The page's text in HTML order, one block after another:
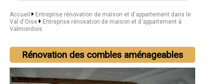
Accueil
Entreprise rénovation de maison et d'appartement dans le
Val d'Oise
Entreprise rénovation de maison et d'appartement à
Valmondois
Rénovation des combles aménageables